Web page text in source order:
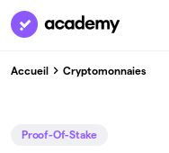
Accueil Cryptomonnaies
Proof-Of-Stake